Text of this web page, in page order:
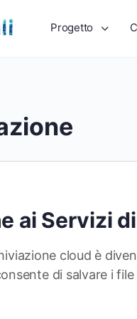
Progetto
ai Servizi
cloud è
di salvare i